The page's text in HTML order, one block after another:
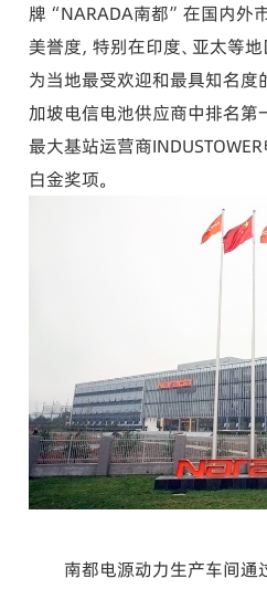
牌“NARADA南都”在国内外
美誉度，特别在印度、亚太等
为当地最受欢迎和最具知名度
加坡电信电池供应商中排名第
最大基站运营商
白金奖项。
南都电源动力生产车间通